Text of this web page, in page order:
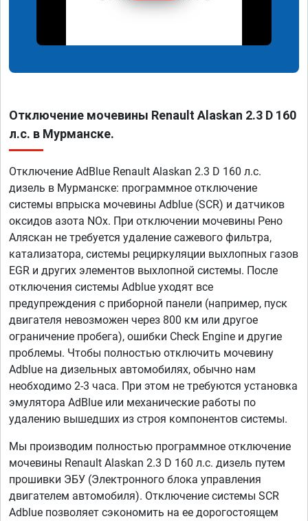
Отключение мочевины Renault Alaskan 2.3 D 160
л.с. в Мурманске.
Отключение AdBlue Renault Alaskan 2.3 D 160 л.с.
дизель в Мурманске: программное отключение
системы впрыска мочевины Adblue (SCR) и датчиков
оксидов азота NOx. При отключении мочевины Рено
Аляскан не требуется удаление сажевого фильтра,
катализатора, системы рециркуляции выхлопных газов
EGR и других элементов выхлопной системы. После
отключения системы Adblue уходят все
предупреждения с приборной панели (например, пуск
двигателя невозможен через 800 км или другое
ограничение пробега), ошибки Check Engine и другие
проблемы. Чтобы полностью отключить мочевину
Adblue на дизельных автомобилях, обычно нам
необходимо 2-3 часа. При этом не требуются установка
эмулятора AdBlue или механические работы по
удалению вышедших из строя компонентов системы.
Мы производим полностью программное отключение
мочевины Renault Alaskan 2.3 D 160 л.с. дизель путем
прошивки ЭБУ (Электронного блока управления
двигателем автомобиля). Отключение системы SCR
Adblue позволяет сэкономить на ее дорогостоящем